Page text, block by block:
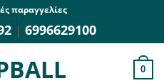
παραγγελίες
| 6996629100
0